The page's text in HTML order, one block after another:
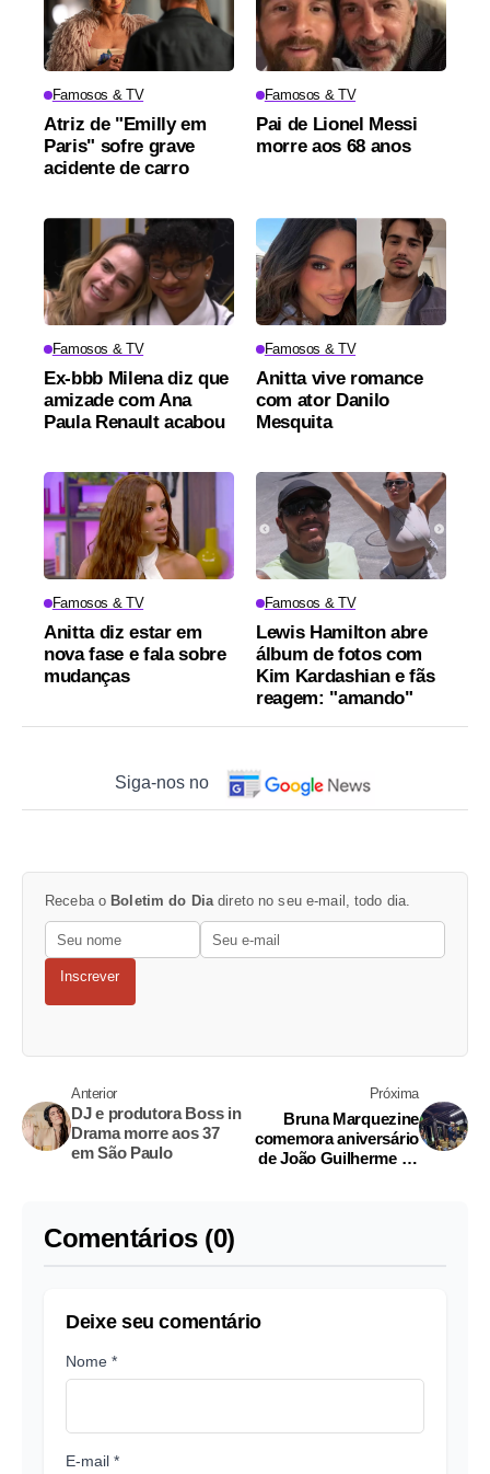
Famosos & TV
Atriz de "Emilly em
Paris" sofre grave
acidente de carro
Famosos & TV
Pai de Lionel Messi
morre aos 68 anos
Famosos & TV
Ex-bbb Milena diz que
amizade com Ana
Paula Renault acabou
Famosos & TV
Anitta vive romance
com ator Danilo
Mesquita
Famosos & TV
Anitta diz estar em
nova fase e fala sobre
mudanças
Famosos & TV
Lewis Hamilton abre
álbum de fotos com
Kim Kardashian e fãs
reagem: "amando"
Siga-nos no
Receba o Boletim do Dia direto no seu e-mail, todo dia.
Inscrever
Anterior
DJ e produtora Boss in
Drama morre aos 37
em São Paulo
Próxima
Bruna Marquezine
comemora aniversário
de João Guilherme na
Comentários (0)
Deixe seu comentário
Nome *
E-mail *